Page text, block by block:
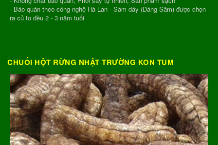
- Bảo quản theo công nghệ Hà Lan - Sâm dây (Đảng Sâm) được chọn
ra củ to đều 2 - 3 năm tuổi
CHUỐI HỘT RỪNG NHẬT TRƯỜNG KON TUM